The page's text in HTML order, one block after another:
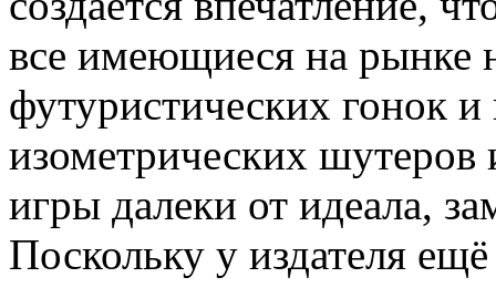
все имеющиеся на рынке
футуристических гонок
изометрических
игры далеки от идеала,
Поскольку у издателя